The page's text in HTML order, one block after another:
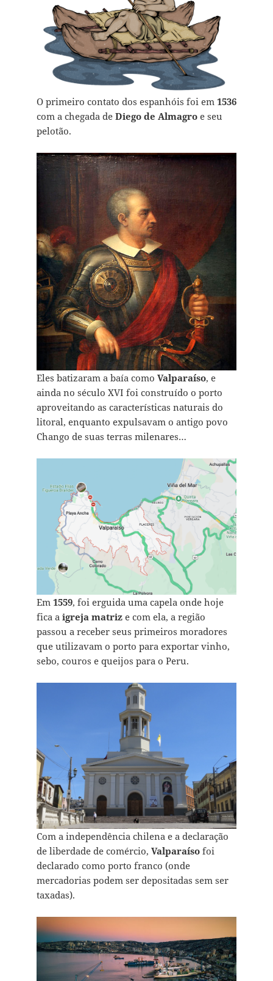
O primeiro contato dos espanhóis foi em 1536
com a chegada de Diego de Almagroe seu
pelotão.
Eles batizaram a baía como Valparaíso, e
ainda no século XVI foi construído o porto
aproveitando as características naturais do
litoral, enquanto expulsavam o antigo povo
Chango de suas terras milenares…
Em 1559, foi erguida uma capela onde hoje
fica aigreja matrize com ela, a região
passou a receber seus primeiros moradores
que utilizavam o porto para exportar vinho,
sebo, couros e queijos para o Peru.
Com a independência chilena e a declaração
de liberdade de comércio, Valparaísofoi
declarado como porto franco (onde
mercadorias podem ser depositadas sem ser
taxadas).